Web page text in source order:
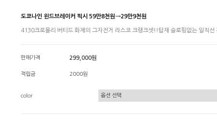
도쿄나인 윈드브레이커 픽시 59만8천원→29만9천원
4130크로몰리 버티드 화제의 그자전거 라스코 크랭크셋!!탑재 슬로핑없는 일직선
판매가격 299,000원
적립금 2000원
color